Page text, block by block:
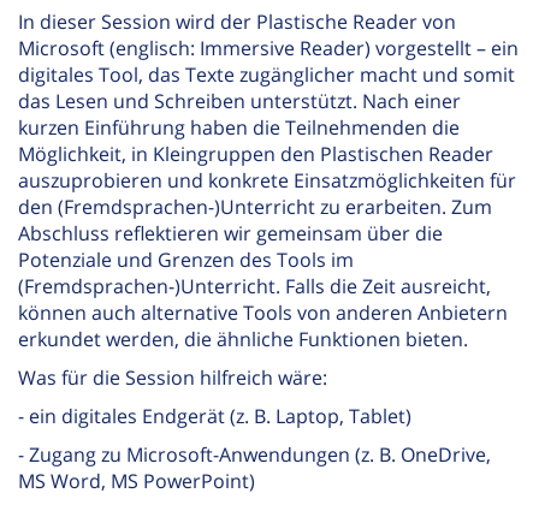
In dieser Session wird der Plastische Reader von
Microsoft (englisch: Immersive Reader) vorgestellt – ein
digitales Tool, das Texte zugänglicher macht und somit
das Lesen und Schreiben unterstützt. Nach einer
kurzen Einführung haben die Teilnehmenden die
Möglichkeit, in Kleingruppen den Plastischen Reader
auszuprobieren und konkrete Einsatzmöglichkeiten für
den (Fremdsprachen-)Unterricht zu erarbeiten. Zum
Abschluss reflektieren wir gemeinsam über die
Potenziale und Grenzen des Tools im
(Fremdsprachen-)Unterricht. Falls die Zeit ausreicht,
können auch alternative Tools von anderen Anbietern
erkundet werden, die ähnliche Funktionen bieten.
Was für die Session hilfreich wäre:
- ein digitales Endgerät (z. B. Laptop, Tablet)
- Zugang zu Microsoft-Anwendungen (z. B. OneDrive,
MS Word, MS PowerPoint)